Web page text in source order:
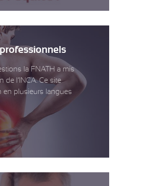
la FNATH a mis
l’INCA. Ce site
en plusieurs langues